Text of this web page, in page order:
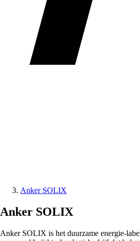
Anker SOLIX
Anker SOLIX
Anker SOLIX is het duurzame energie-